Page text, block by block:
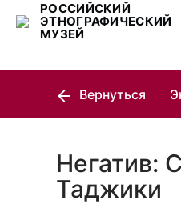
РОССИЙСКИЙ
ЭТНОГРАФИЧЕСКИЙ
МУЗЕЙ
Вернуться
Негатив:
Таджики